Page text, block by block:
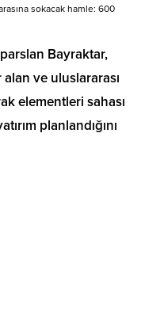
sokacak hamle: 600
Bayraktar,
ve uluslararası
elementleri sahası
planlandığını